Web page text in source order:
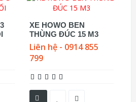
XE HOWO BEN
THÙNG ĐÚC 15 M3
Liên hệ - 0914 855
799